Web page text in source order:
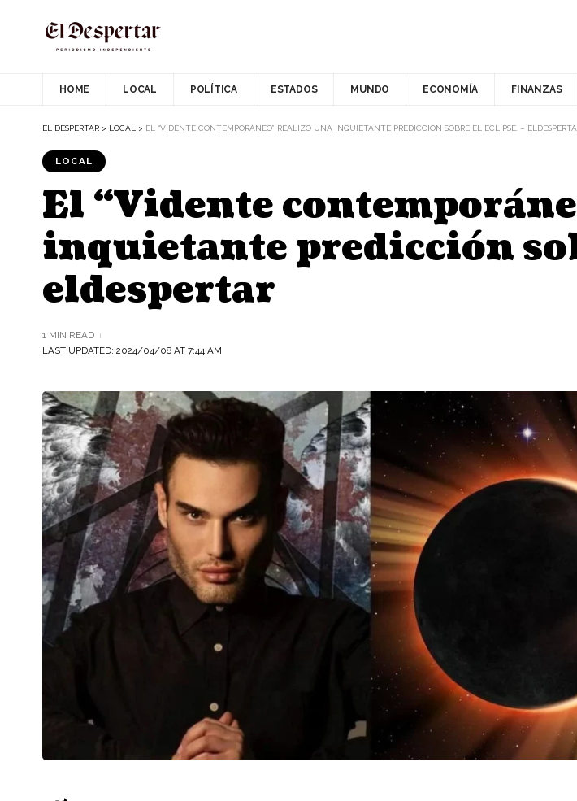
HOME LOCAL POLÍTICA ESTADOS MUNDO ECONOMÍA FINANZAS
EL DESPERTAR > LOCAL > EL “VIDENTE CONTEMPORÁNEO” REALIZÓ UNA INQUIETANTE PREDICCIÓN SOBRE EL ECLIPSE. –
LOCAL
El “Vidente
inquietante predicción
eldespertar
LAST UPDATED: 2024/04/08 AT 7:44 AM
1 MIN READ